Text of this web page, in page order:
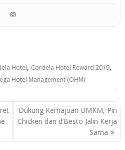
Hotel, Cordela Hotel Reward 2019,
Hotel Management (OHM)
Dukung Kemajuan UMKM, Pin
Chicken dan d’Besto Jalin Kerja
Sama